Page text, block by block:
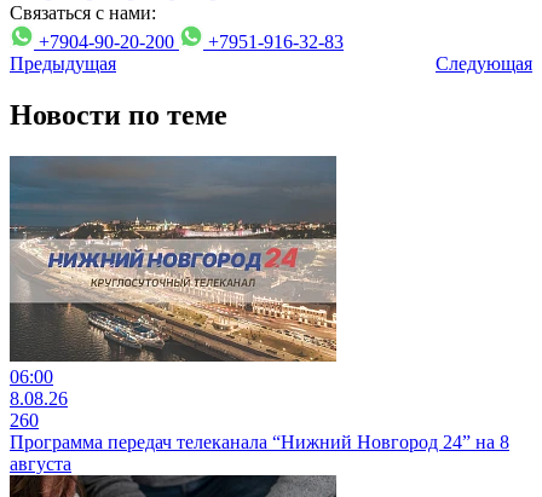
Связаться с нами:
+7904-90-20-200
+7951-916-32-83
Предыдущая
Следующая
Новости по теме
06:00
8.08.26
260
Программа передач телеканала “Нижний Новгород 24” на 8
августа